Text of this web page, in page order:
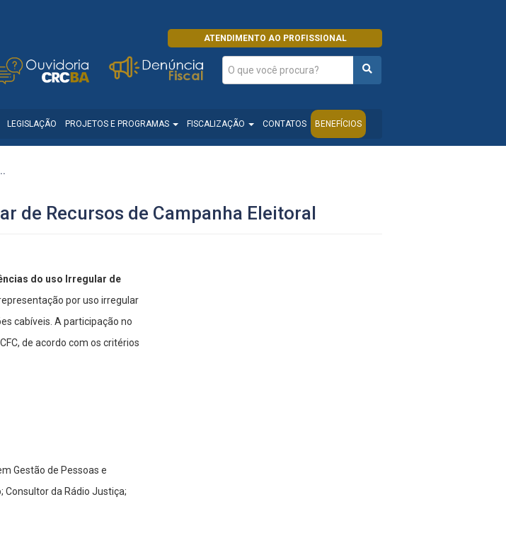
ATENDIMENTO AO PROFISSIONAL
LEGISLAÇÃO PROJETOS E PROGRAMAS FISCALIZAÇÃO CONTATOS BENEFÍCIOS
de Recursos de Campanha Eleitoral
do uso Irregular de
por uso irregular
cabíveis. A participação no
de acordo com os critérios
Gestão de Pessoas e
Consultor da Rádio Justiça;